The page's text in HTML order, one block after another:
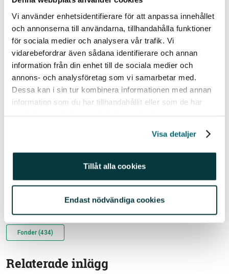
Vi använder enhetsidentifierare för att anpassa innehållet
och annonserna till användarna, tillhandahålla funktioner
för sociala medier och analysera vår trafik. Vi
vidarebefordrar även sådana identifierare och annan
information från din enhet till de sociala medier och
annons- och analysföretag som vi samarbetar med.
Dessa kan i sin tur kombinera informationen med annan
information som du har tillhandahållit eller som de har
Visa detaljer
Tillåt alla cookies
Endast nödvändiga cookies
att få pengar att växa, men hur det går i framtiden vet
ju ingen. Det kan gå både upp och ner så det är alltså
inte säkert att du får tillbaka pengarna du satte in från
början. Fastighetsindex har gett högre chans till
avkastning de senaste 10 åren (jämfört med
OMXS30). Peter Norhammar förvaltade
Länsförsäkringar fastighetsfond (2016 – 2020) som
överpresterat OMXS30. För information, faktablad,
avanza.se/avanzafastighet. Åsikter och slutsatser
som framkommer i bloggen är skribentens egna och
skall inte ses som investeringsråd och/eller åsikter
från Avanza.
Relaterade ämnen
Fonder (434)
Relaterade inlägg